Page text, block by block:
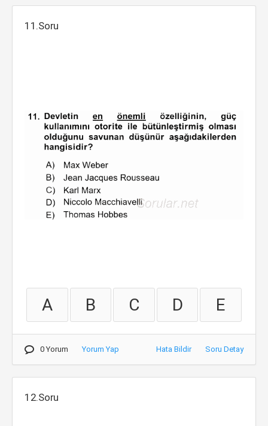
11.Soru
A B C D E
0 Yorum Yorum Yap Hata Bildir Soru Detay
12.Soru